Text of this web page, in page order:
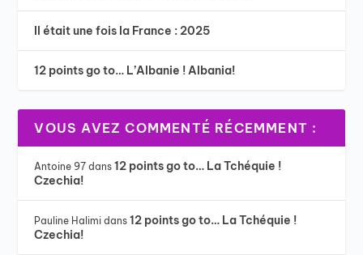
Il était une fois la France : 2025
12 points go to… L’Albanie ! Albania!
VOUS AVEZ COMMENTÉ RÉCEMMENT :
Antoine 97 dans12 points go to… La Tchéquie !
Czechia!
Pauline Halimi dans12 points go to… La Tchéquie !
Czechia!